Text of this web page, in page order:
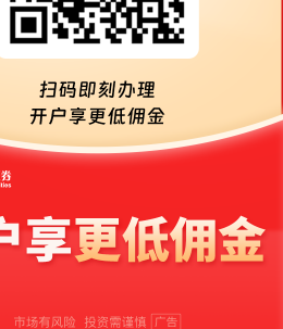
金额会有所浮动。